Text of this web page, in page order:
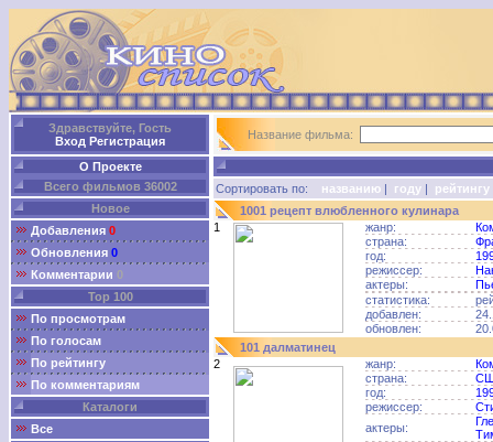
Здравствуйте, Гость
Вход Регистрация
О Проекте
Всего фильмов 36002
Новое
Добавления 0
Обновления 0
Комментарии 0
Top 100
По просмотрам
По голосам
По рейтингу
По комментариям
Каталоги
Все
Название фильма:
Сортировать по: названию | году | рейтингу
1001 рецепт влюбленного кулинара
1
жанр:
страна:
год:
режиссер:
актеры:
статистика:
добавлен:
обновлен:
101 далматинец
2
жанр:
страна:
год:
режиссер:
актеры: